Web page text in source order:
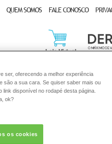
QUEM SOMOS FALE CONOSCO
LA ROCHE-POSAY
ser, oferecendo a melhor experiência
são a sua cara. Se quiser saber mais ou
link disponível no rodapé desta página.
ok?
os cookies